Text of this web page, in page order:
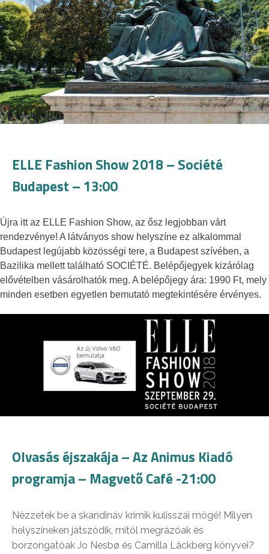
ELLE Fashion Show 2018 – Société
Budapest – 13:00
Újra itt az ELLE Fashion Show, az ősz legjobban várt
rendezvénye! A látványos show helyszíne ez alkalommal
Budapest legújabb közösségi tere, a Budapest szívében, a
Bazilika mellett található SOCIÉTÉ. Belépőjegyek kizárólag
elővételben vásárolhatók meg. A belépőjegy ára: 1990 Ft, mely
minden esetben egyetlen bemutató megtekintésére érvényes.
Olvasás éjszakája – Az Animus Kiadó
programja – Magvető Café -21:00
Nézzetek be a skandináv krimik kulisszái mögé! Milyen
helyszíneken játszódik, mitől megrázóak és
borzongatóak Jo Nesbø és Camilla Läckberg könyvei?